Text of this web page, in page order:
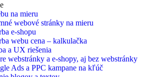
na mieru
webové stránky na mieru
e-shopu
webu cena – kalkulačka
a UX riešenia
webstránky a e-shopy, aj bez webstránky
Ads a PPC kampane na kľúč